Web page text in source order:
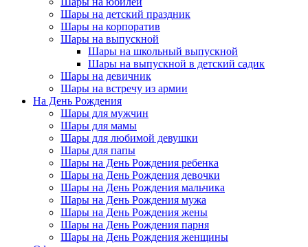
Шары на детский праздник
Шары на корпоратив
Шары на выпускной
Шары на школьный выпускной
Шары на выпускной в детский садик
Шары на девичник
Шары на встречу из армии
На День Рождения
Шары для мужчин
Шары для мамы
Шары для любимой девушки
Шары для папы
Шары на День Рождения ребенка
Шары на День Рождения девочки
Шары на День Рождения мальчика
Шары на День Рождения мужа
Шары на День Рождения жены
Шары на День Рождения парня
Шары на День Рождения женщины